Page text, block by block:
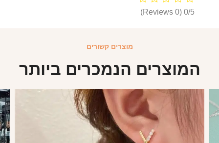
0/5
(0 Reviews)
מוצרים קשורים
המוצרים הנמכרים ביותר